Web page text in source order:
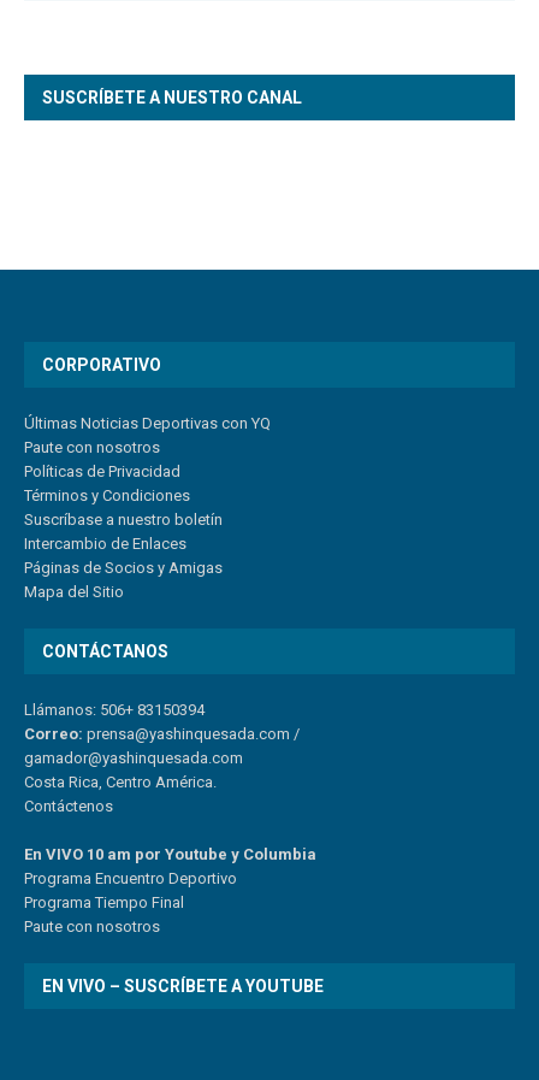
SUSCRÍBETE A NUESTRO CANAL
CORPORATIVO
Últimas Noticias Deportivas con YQ
Paute con nosotros
Políticas de Privacidad
Términos y Condiciones
Suscríbase a nuestro boletín
Intercambio de Enlaces
Páginas de Socios y Amigas
Mapa del Sitio
CONTÁCTANOS
Llámanos: 506+ 83150394
Correo: prensa@yashinquesada.com /
gamador@yashinquesada.com
Costa Rica, Centro América.
Contáctenos
En VIVO 10 am por Youtube y Columbia
Programa Encuentro Deportivo
Programa Tiempo Final
Paute con nosotros
EN VIVO – SUSCRÍBETE A YOUTUBE